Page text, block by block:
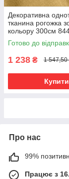
Декоративна
тканина рогожка
кольору 300см
Готово до
1 238 ₴ 1 547,50
Купити
Про нас
99%
Працює з